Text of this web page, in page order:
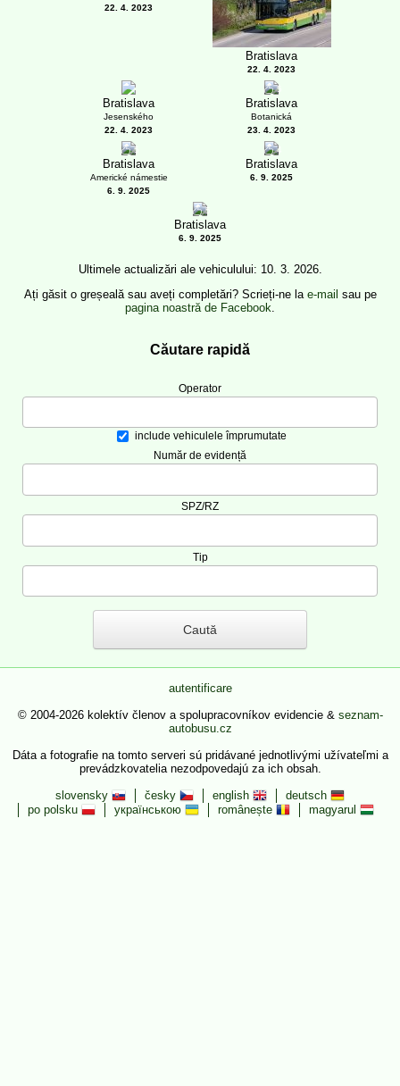
22. 4. 2023
Bratislava
22. 4. 2023
Bratislava
Jesenského
22. 4. 2023
5
Bratislava
Botanická
23. 4. 2023
5
Bratislava
Americké námestie
6. 9. 2025
4
Bratislava
6. 9. 2025
5
Bratislava
6. 9. 2025
Ultimele actualizări ale vehiculului: 10. 3. 2026.
Ați găsit o greșeală sau aveți completări? Scrieți-ne la e-mail sau pe
pagina noastră de Facebook.
Căutare rapidă
Operator
include vehiculele împrumutate
Număr de evidență
SPZ/RZ
Tip
autentificare
© 2004-2026 kolektív členov a spolupracovníkov evidencie & seznam-
autobusu.cz
Dáta a fotografie na tomto serveri sú pridávané jednotlivými užívateľmi a
prevádzkovatelia nezodpovedajú za ich obsah.
slovensky
česky english
deutsch
po polsku
українською românește magyarul